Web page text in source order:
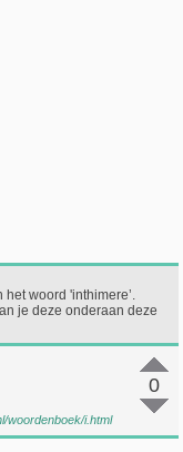
woord 'inthimere’.
je deze onderaan deze
0
woordenboek/i.html